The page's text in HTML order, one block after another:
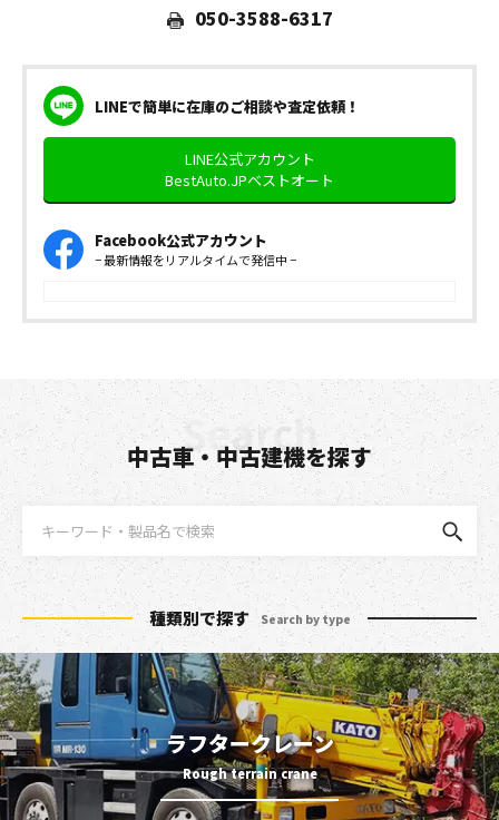
050-3588-6317
LINEで簡単に在庫のご相談や査定依頼！
LINE公式アカウント
BestAuto.JPベストオート
Facebook公式アカウント
− 最新情報をリアルタイムで発信中 −
中古車・中古建機を探す
種類別で探す Search by type
ラフタークレーン